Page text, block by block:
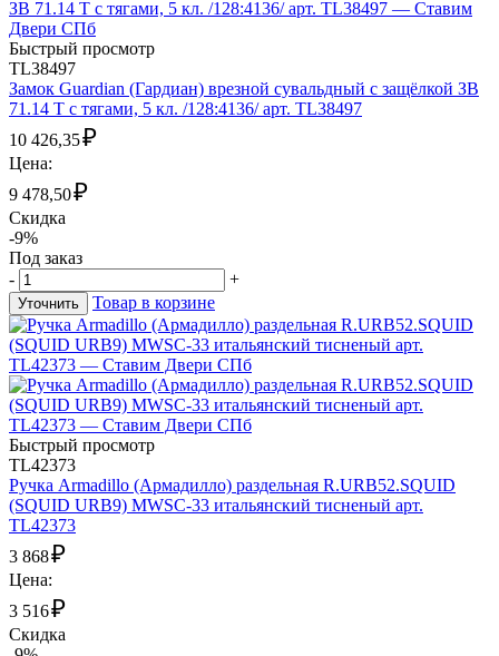
Быстрый просмотр
TL38497
Замок Guardian (Гардиан) врезной сувальдный с защёлкой ЗВ
71.14 Т с тягами, 5 кл. /128:4136/ арт. TL38497
10 426,35₽
Цена:
9 478,50₽
Скидка
-9%
Под заказ
-
+
Уточнить Товар в корзине
Быстрый просмотр
TL42373
Ручка Armadillo (Армадилло) раздельная R.URB52.SQUID
(SQUID URB9) MWSC-33 итальянский тисненый арт.
TL42373
3 868₽
Цена:
3 516₽
Скидка